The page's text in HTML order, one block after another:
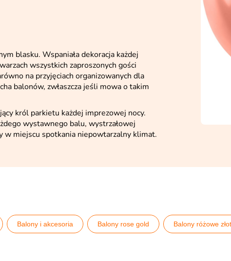
blasku. Wspaniała dekoracja każdej
wszystkich zaproszonych gości
na przyjęciach organizowanych dla
balonów, zwłaszcza jeśli mowa o takim
król parkietu każdej imprezowej nocy.
wystawnego balu, wystrzałowej
w miejscu spotkania niepowtarzalny klimat.
Balony i akcesoria Balony rose gold Balony różowe